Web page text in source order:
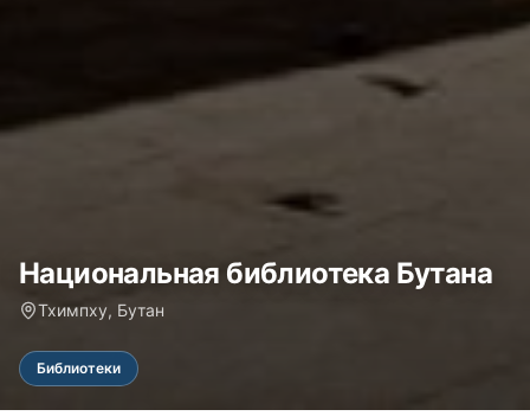
Национальная библиотека Бутана
Тхимпху, Бутан
Библиотеки